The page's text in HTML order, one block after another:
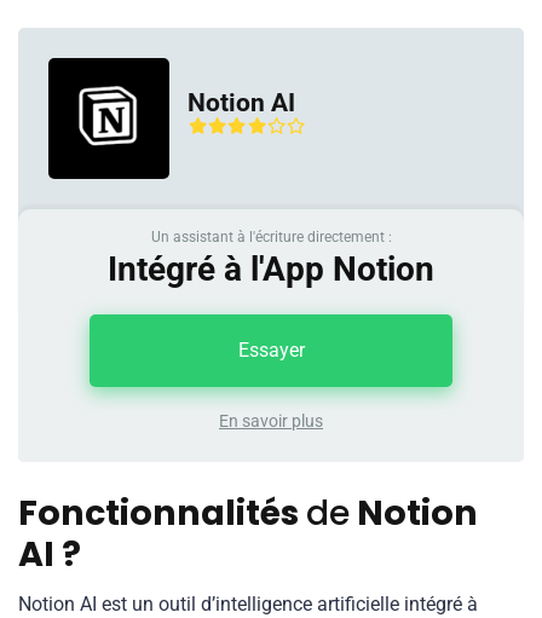
Notion AI
Un assistant à l'écriture directement :
Intégré à l'App Notion
En savoir plus
Essayer
Fonctionnalités de Notion
AI ?
Notion AI est un outil d’intelligence artificielle intégré à